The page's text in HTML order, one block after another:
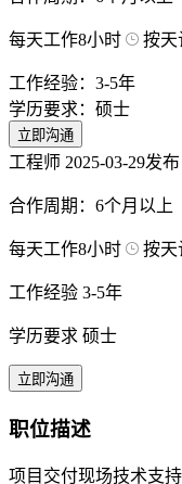
每天工作8小时 按天
工作经验：3-5年
学历要求：硕士
立即沟通
工程师 2025-03-29发布
合作周期：6个月以上
每天工作8小时 按天
工作经验 3-5年
学历要求 硕士
立即沟通
职位描述
项目交付现场技术支